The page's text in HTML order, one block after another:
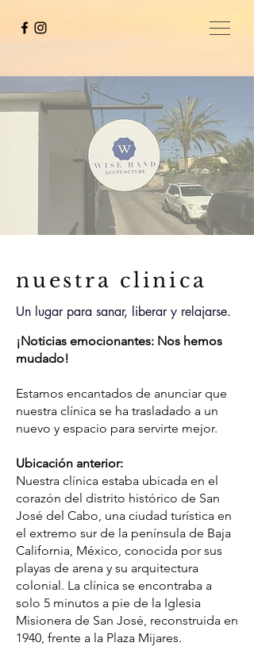
nuestra clinica
Un lugar para sanar, liberar y relajarse.
¡Noticias emocionantes: Nos hemos
mudado!
Estamos encantados de anunciar que
nuestra clínica se ha trasladado a un
nuevo y espacio para servirte mejor.
Ubicación anterior:
Nuestra clínica estaba ubicada en el
corazón del distrito histórico de San
José del Cabo, una ciudad turística en
el extremo sur de la península de Baja
California, México, conocida por sus
playas de arena y su arquitectura
colonial. La clínica se encontraba a
solo 5 minutos a pie de la Iglesia
Misionera de San José, reconstruida en
1940, frente a la Plaza Mijares.